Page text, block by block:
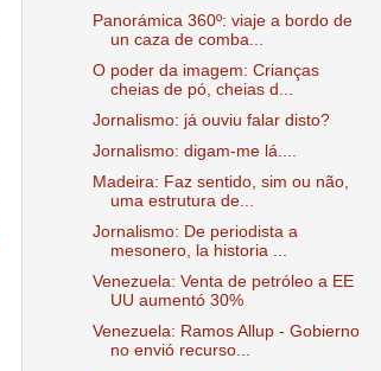
Panorámica 360º: viaje a bordo de
un caza de comba...
O poder da imagem: Crianças
cheias de pó, cheias d...
Jornalismo: já ouviu falar disto?
Jornalismo: digam-me lá....
Madeira: Faz sentido, sim ou não,
uma estrutura de...
Jornalismo: De periodista a
mesonero, la historia ...
Venezuela: Venta de petróleo a EE
UU aumentó 30%
Venezuela: Ramos Allup - Gobierno
no envió recurso...